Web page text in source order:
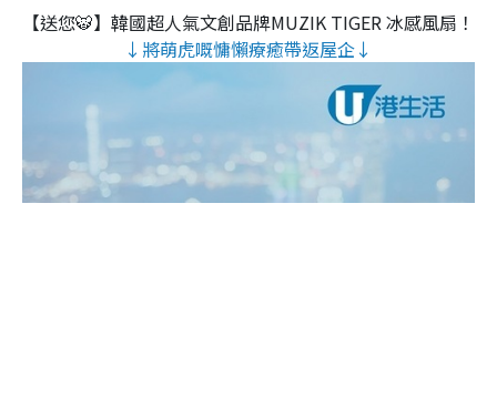
【送您🐯】韓國超人氣文創品牌MUZIK TIGER 冰感風扇！
↓將萌虎嘅慵懶療癒帶返屋企↓